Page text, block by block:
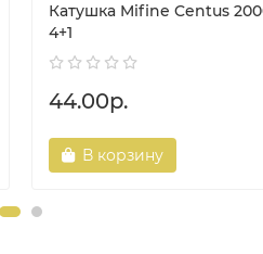
Катушка Mifine Centus
4+1
44.00р.
В корзину